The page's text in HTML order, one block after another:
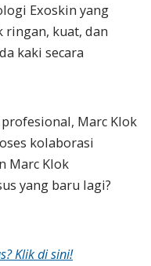
Exoskin yang
kuat, dan
kaki secara
Marc Klok
kolaborasi
Marc Klok
yang baru lagi?
Klik di sini!